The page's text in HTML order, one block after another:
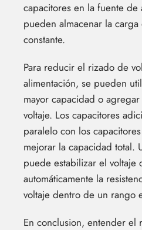
capacitores en la fuente
pueden almacenar la
constante.
Para reducir el rizado de
alimentación, se pueden
mayor capacidad o
voltaje. Los capacitores
paralelo con los
mejorar la capacidad total.
puede estabilizar el voltaje
automáticamente la
voltaje dentro de un rango
En conclusion, entender el